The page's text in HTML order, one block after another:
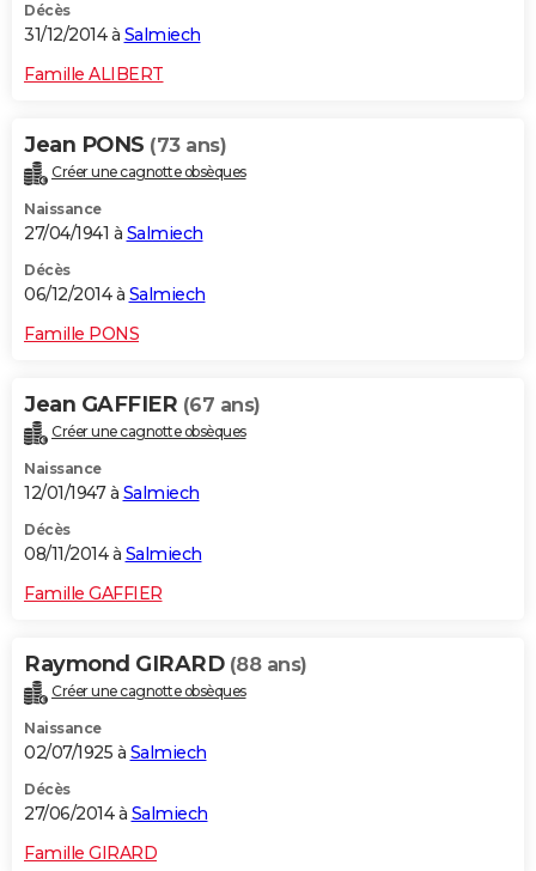
Décès
31/12/2014 à Salmiech
Famille ALIBERT
Jean PONS (73 ans)
Créer une cagnotte obsèques
Naissance
27/04/1941 à Salmiech
Décès
06/12/2014 à Salmiech
Famille PONS
Jean GAFFIER (67 ans)
Créer une cagnotte obsèques
Naissance
12/01/1947 à Salmiech
Décès
08/11/2014 à Salmiech
Famille GAFFIER
Raymond GIRARD (88 ans)
Créer une cagnotte obsèques
Naissance
02/07/1925 à Salmiech
Décès
27/06/2014 à Salmiech
Famille GIRARD